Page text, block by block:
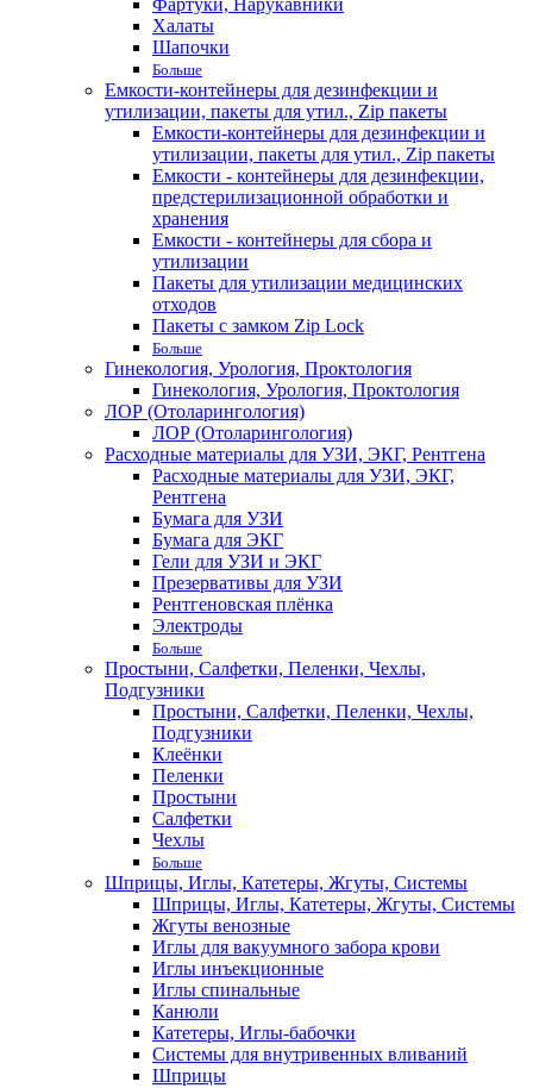
Фартуки, Нарукавники
Халаты
Шапочки
Больше
Емкости-контейнеры для дезинфекции и
утилизации, пакеты для утил., Zip пакеты
Емкости-контейнеры для дезинфекции и
утилизации, пакеты для утил., Zip пакеты
Емкости - контейнеры для дезинфекции,
предстерилизационной обработки и
хранения
Емкости - контейнеры для сбора и
утилизации
Пакеты для утилизации медицинских
отходов
Пакеты с замком Zip Lock
Больше
Гинекология, Урология, Проктология
Гинекология, Урология, Проктология
ЛОР (Отоларингология)
ЛОР (Отоларингология)
Расходные материалы для УЗИ, ЭКГ, Рентгена
Расходные материалы для УЗИ, ЭКГ,
Рентгена
Бумага для УЗИ
Бумага для ЭКГ
Гели для УЗИ и ЭКГ
Презервативы для УЗИ
Рентгеновская плёнка
Электроды
Больше
Простыни, Салфетки, Пеленки, Чехлы,
Подгузники
Простыни, Салфетки, Пеленки, Чехлы,
Подгузники
Клеёнки
Пеленки
Простыни
Салфетки
Чехлы
Больше
Шприцы, Иглы, Катетеры, Жгуты, Системы
Шприцы, Иглы, Катетеры, Жгуты, Системы
Жгуты венозные
Иглы для вакуумного забора крови
Иглы инъекционные
Иглы спинальные
Канюли
Катетеры, Иглы-бабочки
Системы для внутривенных вливаний
Шприцы